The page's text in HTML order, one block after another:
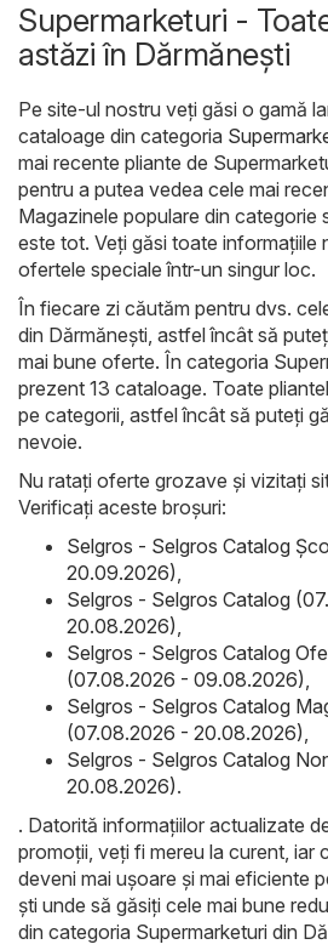
Supermarketuri -
astăzi în Dărmăneşti
Pe site-ul nostru veți găsi o gamă
cataloage din categoria
mai recente pliante de
pentru a putea vedea cele mai
Magazinele populare din categorie
este tot. Veți găsi toate informațiile
ofertele speciale într-un singur loc.
În fiecare zi căutăm pentru dvs.
din Dărmăneşti, astfel încât să
mai bune oferte. În categoria
prezent 13 cataloage. Toate
pe categorii, astfel încât să puteți
nevoie.
Nu ratați oferte grozave și vizitați
Verificați aceste broșuri:
Selgros - Selgros Catalog
20.09.2026),
Selgros - Selgros Catalog
20.08.2026),
Selgros - Selgros Catalog
(07.08.2026 - 09.08.2026),
Selgros - Selgros Catalog
(07.08.2026 - 20.08.2026),
Selgros - Selgros Catalog
20.08.2026).
. Datorită informațiilor actualizate
promoții, veți fi mereu la curent, iar
deveni mai ușoare și mai eficiente
ști unde să găsiți cele mai bune
din categoria Supermarketuri din